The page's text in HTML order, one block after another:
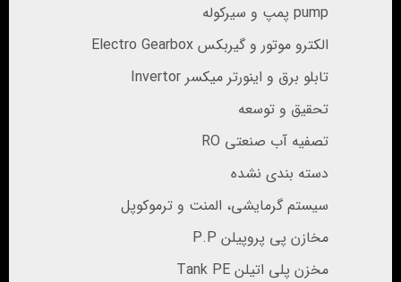
pump پمپ و سیرکوله
الکترو موتور و گیربکس Electro Gearbox
تابلو برق و اینورتر میکسر Invertor
تحقیق و توسعه
تصفیه آب صنعتی RO
دسته بندی نشده
سیستم گرمایشی، المنت و ترموکوپل
مخازن پی پروپیلن P.P
مخزن پلی اتیلن Tank PE